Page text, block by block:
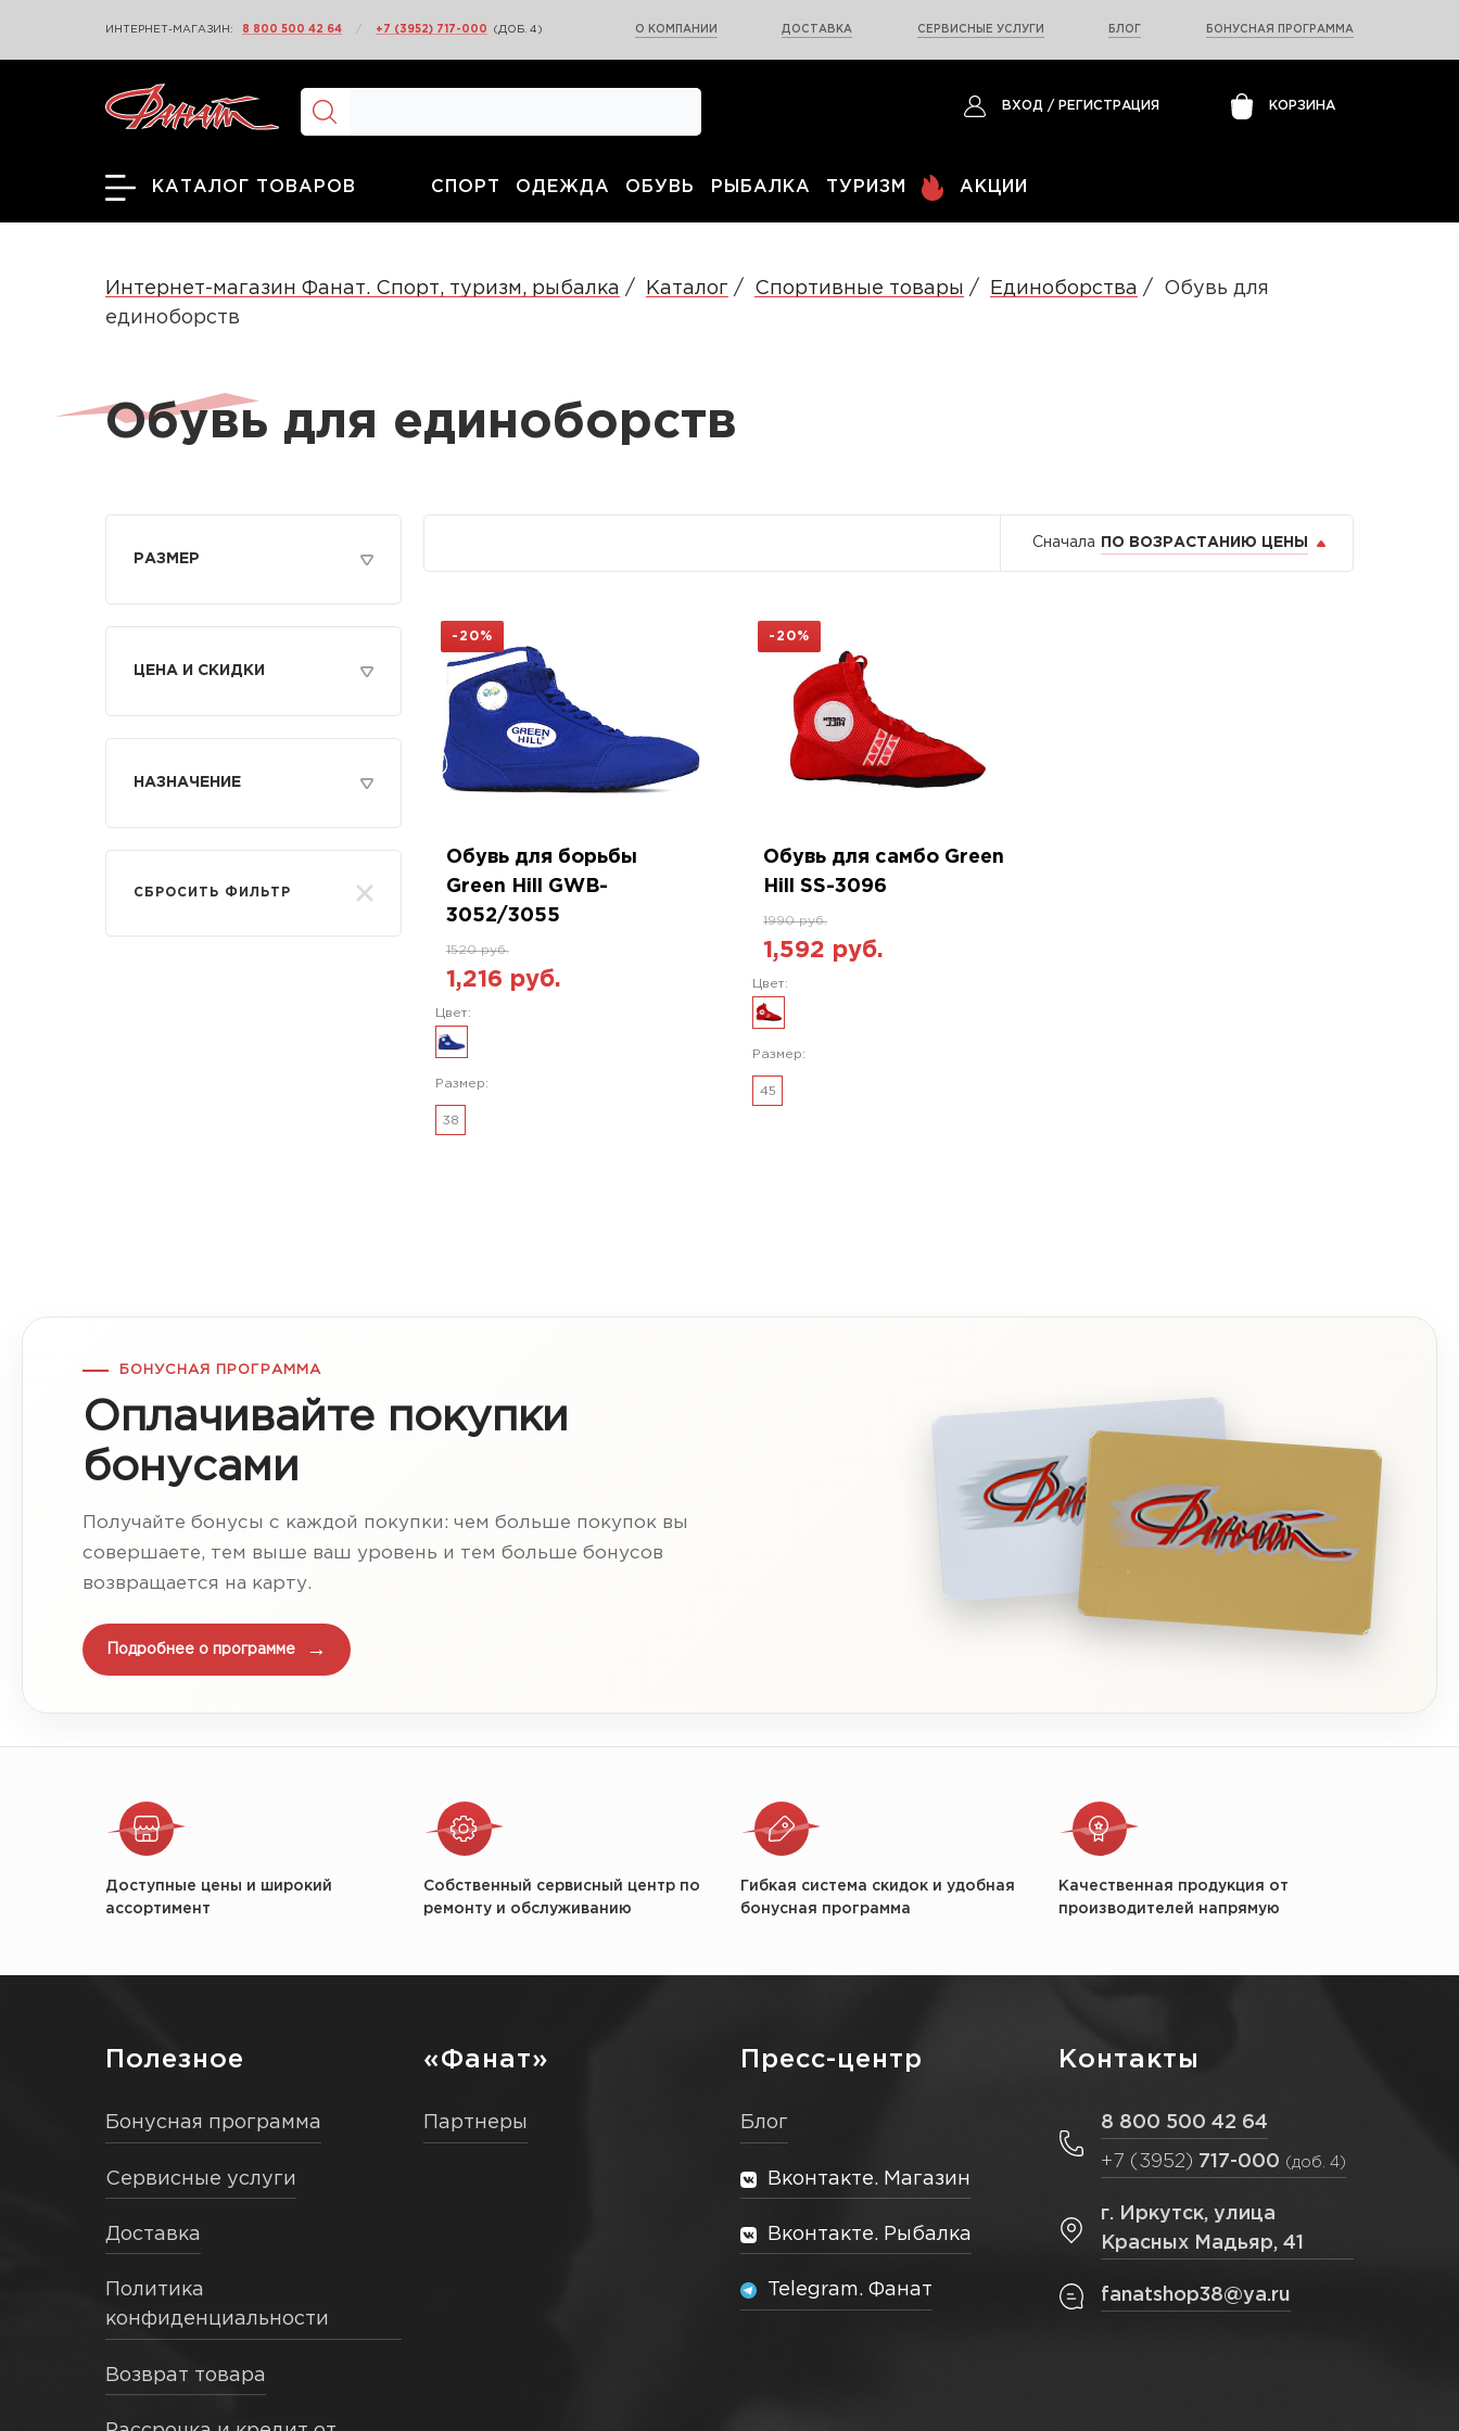
ИНТЕРНЕТ-МАГАЗИН: 8 800 500 42 64 / +7 (3952) 717-000 (ДОБ. 4) О КОМПАНИИ ДОСТАВКА СЕРВИСНЫЕ УСЛУГИ БЛОГ БОНУСНАЯ ПРОГРАММА
ВХОД / РЕГИСТРАЦИЯ КОРЗИНА
КАТАЛОГ ТОВАРОВ СПОРТ ОДЕЖДА ОБУВЬ РЫБАЛКА ТУРИЗМ АКЦИИ
Интернет-магазин Фанат. Спорт, туризм, рыбалка Каталог Спортивные товары Единоборства
Обувь для
единоборств
Обувь для единоборств
РАЗМЕР
38 45
ЦЕНА И СКИДКИ
Только со скидкой
НАЗНАЧЕНИЕ
Борьба
СБРОСИТЬ ФИЛЬТР
Сначала ПО ВОЗРАСТАНИЮ ЦЕНЫ
-20%
Обувь для борьбы
Green Hill GWB-
3052/3055
1520 руб.
1,216 руб.
Цвет:
Размер:
38
-20%
Обувь для самбо Green
Hill SS-3096
1990 руб.
1,592 руб.
Цвет:
Размер:
45
БОНУСНАЯ ПРОГРАММА
Оплачивайте покупки
бонусами
Получайте бонусы с каждой покупки: чем больше покупок вы
совершаете, тем выше ваш уровень и тем больше бонусов
возвращается на карту.
Подробнее о программе
Доступные цены и широкий
ассортимент
Собственный сервисный центр по
ремонту и обслуживанию
Гибкая система скидок и удобная
бонусная программа
Качественная продукция от
производителей напрямую
Полезное
Бонусная программа
Сервисные услуги
Доставка
Политика
конфиденциальности
Возврат товара
«Фанат»
Партнеры
Пресс-центр
Блог
Вконтакте. Магазин
Вконтакте. Рыбалка
Telegram. Фанат
Контакты
8 800 500 42 64
+7 (3952) 717-000 (доб. 4)
г. Иркутск, улица
Красных Мадьяр, 41
fanatshop38@ya.ru